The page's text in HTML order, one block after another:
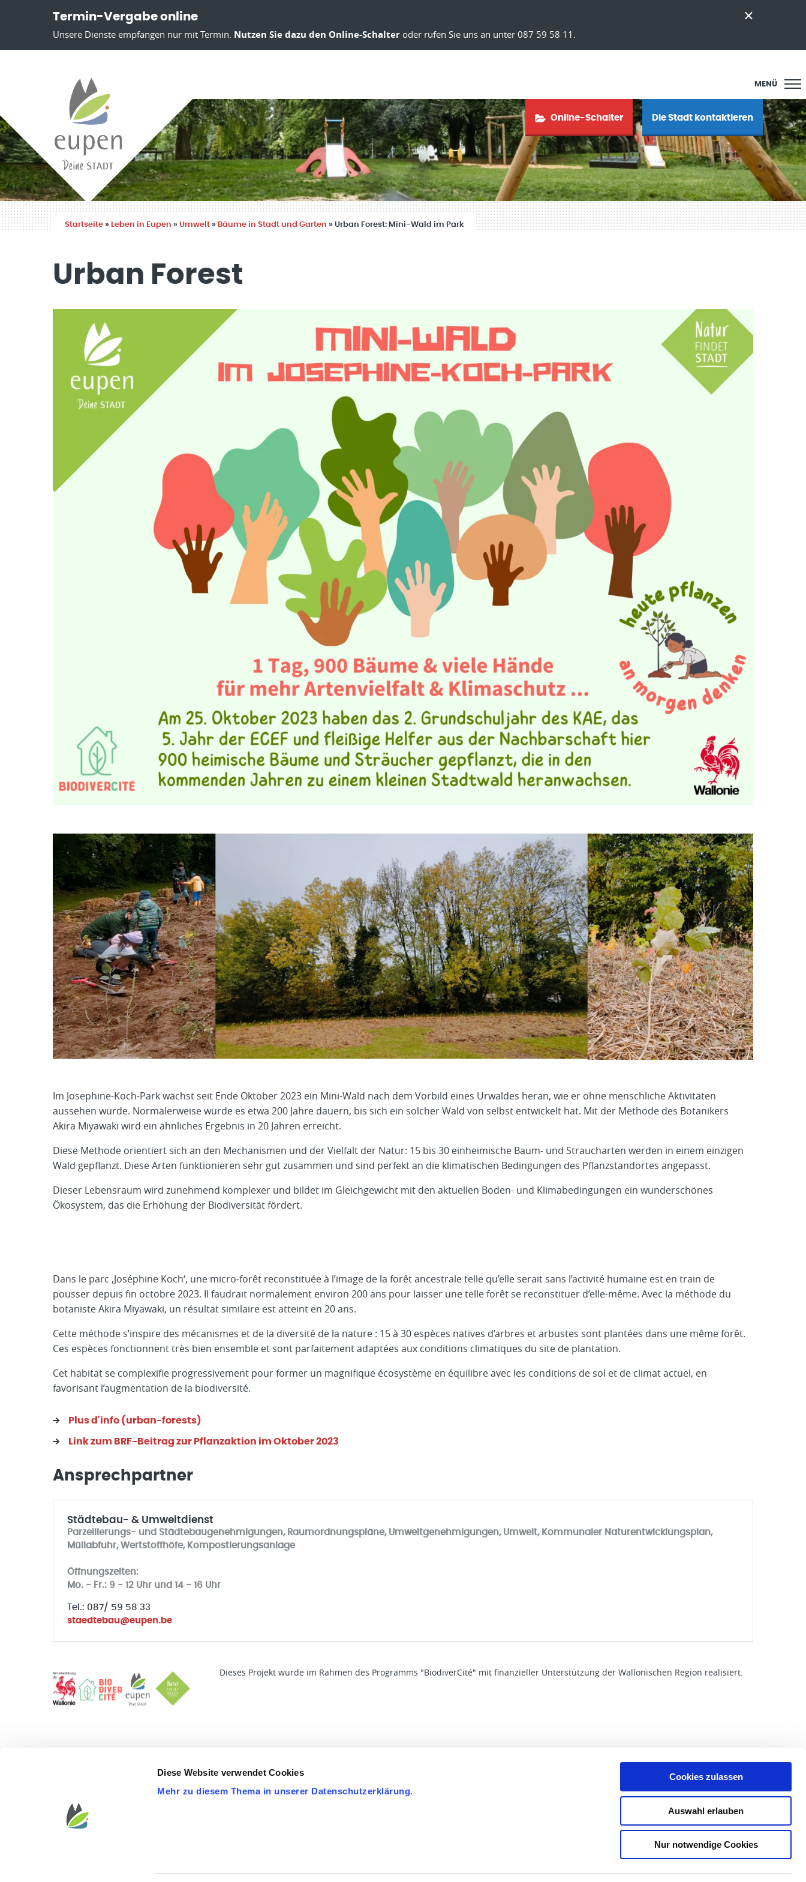
Diese Website verwendet Cookies
Mehr zu diesem Thema in unserer Datenschutzerklärung.
Cookies zulassen
Auswahl erlauben
Nur notwendige Cookies
Termin-Vergabe online
Unsere Dienste empfangen nur mit Termin. Nutzen Sie dazu den Online-Schalter oder rufen Sie uns an unter 087 59 58 11.
MENÜ
Online-Schalter Die Stadt kontaktieren
Startseite » Leben in Eupen » Umwelt » Bäume in Stadt und Garten » Urban Forest: Mini-Wald im Park
Urban Forest
Im Josephine-Koch-Park wächst seit Ende Oktober 2023 ein Mini-Wald nach dem Vorbild eines Urwaldes heran, wie er ohne menschliche Aktivitäten
aussehen würde. Normalerweise würde es etwa 200 Jahre dauern, bis sich ein solcher Wald von selbst entwickelt hat. Mit der Methode des Botanikers
Akira Miyawaki wird ein ähnliches Ergebnis in 20 Jahren erreicht.
Diese Methode orientiert sich an den Mechanismen und der Vielfalt der Natur: 15 bis 30 einheimische Baum- und Straucharten werden in einem einzigen
Wald gepflanzt. Diese Arten funktionieren sehr gut zusammen und sind perfekt an die klimatischen Bedingungen des Pflanzstandortes angepasst.
Dieser Lebensraum wird zunehmend komplexer und bildet im Gleichgewicht mit den aktuellen Boden- und Klimabedingungen ein wunderschönes
Ökosystem, das die Erhöhung der Biodiversität fördert.
Dans le parc ‚Joséphine Koch‘, une micro-forêt reconstituée à l’image de la forêt ancestrale telle qu’elle serait sans l’activité humaine est en train de
pousser depuis fin octobre 2023. Il faudrait normalement environ 200 ans pour laisser une telle forêt se reconstituer d’elle-même. Avec la méthode du
botaniste Akira Miyawaki, un résultat similaire est atteint en 20 ans.
Cette méthode s’inspire des mécanismes et de la diversité de la nature : 15 à 30 espèces natives d’arbres et arbustes sont plantées dans une même forêt.
Ces espèces fonctionnent très bien ensemble et sont parfaitement adaptées aux conditions climatiques du site de plantation.
Cet habitat se complexifie progressivement pour former un magnifique écosystème en équilibre avec les conditions de sol et de climat actuel, en
favorisant l’augmentation de la biodiversité.
Plus d'info (urban-forests)
Link zum BRF-Beitrag zur Pflanzaktion im Oktober 2023
Ansprechpartner
Städtebau- & Umweltdienst
Parzellierungs- und Städtebaugenehmigungen, Raumordnungspläne, Umweltgenehmigungen, Umwelt, Kommunaler Naturentwicklungsplan,
Müllabfuhr, Wertstoffhöfe, Kompostierungsanlage
Öffnungszeiten:
Mo. - Fr.: 9 - 12 Uhr und 14 - 16 Uhr
Tel.: 087/ 59 58 33
staedtebau@eupen.be
Dieses Projekt wurde im Rahmen des Programms "BiodiverCité" mit finanzieller Unterstützung der Wallonischen Region realisiert.
ÜBER DIE GEMEINDE